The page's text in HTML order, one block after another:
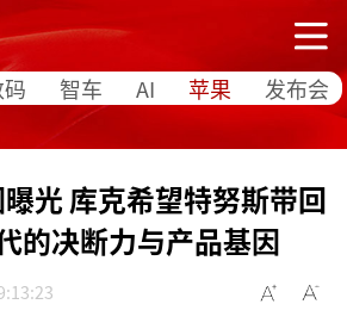
智车 AI 苹果 发布会
光 库克希望特努斯带回
的决断力与产品基因